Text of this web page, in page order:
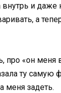
и даже
а
«он
ту самую
меня задеть.